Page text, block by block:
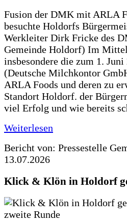
Fusion der DMK mit ARLA
besuchte Holdorfs
Werkleiter Dirk Fricke des
Gemeinde Holdorf) Im
insbesondere die zum 1.
(Deutsche Milchkontor
ARLA Foods und deren zu
Standort Holdorf. der
viel Erfolg und wie bereits
Weiterlesen
Bericht von: Pressestelle
13.07.2026
Klick & Klön in Holdorf